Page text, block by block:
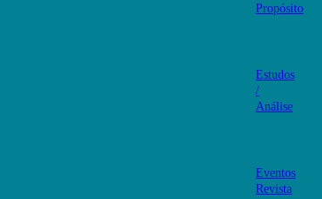
Propósito
Estudos
/
Análise
Eventos
Revista